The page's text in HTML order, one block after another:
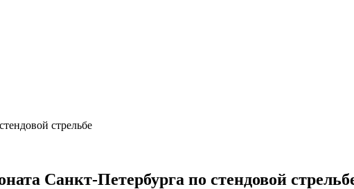
стрельбе
Санкт-Петербурга по стендовой